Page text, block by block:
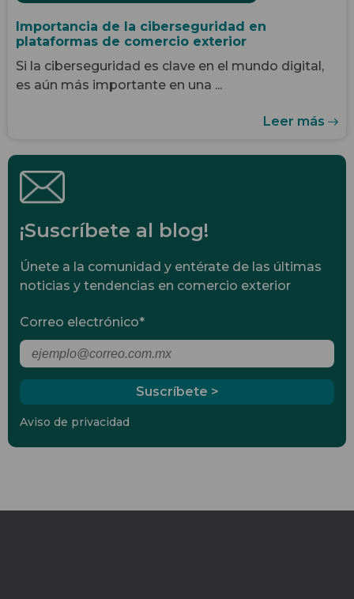
Importancia de la ciberseguridad en
plataformas de comercio exterior
Si la ciberseguridad es clave en el mundo digital,
es aún más importante en una ...
Leer más
¡Suscríbete al blog!
Únete a la comunidad y entérate de las últimas
noticias y tendencias en comercio exterior
Correo electrónico*
Aviso de privacidad